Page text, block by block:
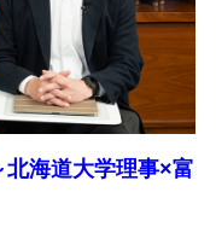
海道大学理事×富